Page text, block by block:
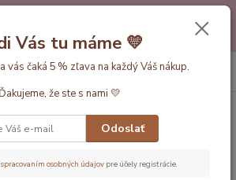
váhate s výberom? Neváhajte a zavolajte
cez víkend. Sme tu pre Vás.💛 Petra a babička
Monička
EUR
Hľadať
Vás tu máme 💛
vás čaká 5 % zľava na každý Váš nákup.
Ďakujeme, že ste s nami 💛
Odoslať
spracovaním osobných údajov pre účely registrácie.